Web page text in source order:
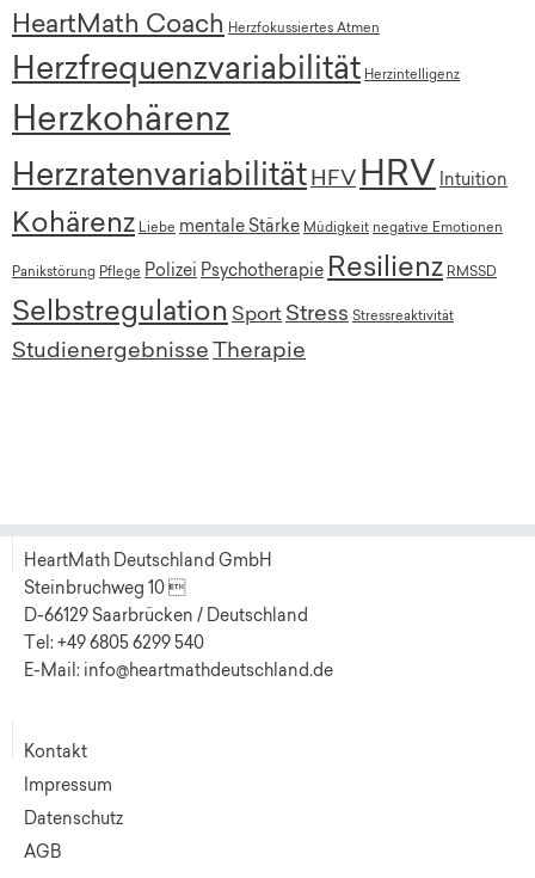
HeartMath Coach Herzfokussiertes Atmen
Herzfrequenzvariabilität Herzintelligenz
Herzkohärenz
Herzratenvariabilität HFV HRV Intuition
Kohärenz Liebe mentale Stärke Müdigkeit negative Emotionen
Panikstörung Pflege Polizei Psychotherapie Resilienz RMSSD
Selbstregulation Sport Stress Stressreaktivität
Studienergebnisse Therapie
HeartMath Deutschland GmbH
Steinbruchweg 10 
D-66129 Saarbrücken / Deutschland
Tel: +49 6805 6299 540
E-Mail: info@heartmathdeutschland.de
Kontakt
Impressum
Datenschutz
AGB